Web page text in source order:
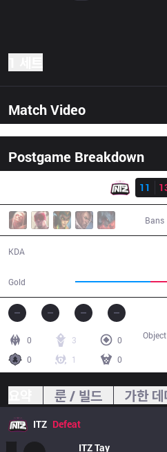
Match Video
Postgame Breakdown
11
Bans
KDA
Gold
0 3
0
0
1 0
Object
룬 / 빌드 가한 데
ITZ Defeat
ITZTay